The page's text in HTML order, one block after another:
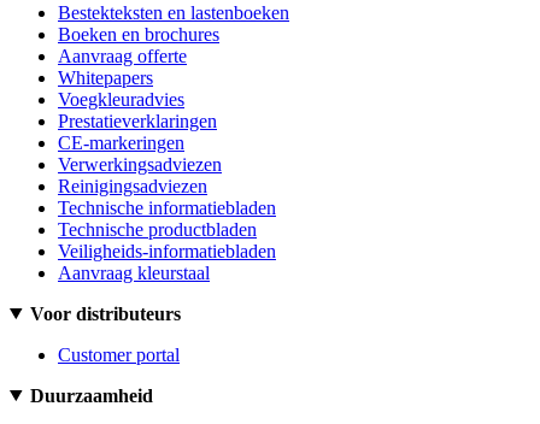
Bestekteksten en lastenboeken
Boeken en brochures
Aanvraag offerte
Whitepapers
Voegkleuradvies
Prestatieverklaringen
CE-markeringen
Verwerkingsadviezen
Reinigingsadviezen
Technische informatiebladen
Technische productbladen
Veiligheids-informatiebladen
Aanvraag kleurstaal
Voor distributeurs
Customer portal
Duurzaamheid